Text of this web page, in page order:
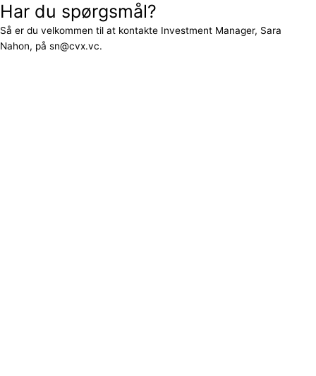
Har du spørgsmål?
Så er du velkommen til at kontakte Investment Manager, Sara
Nahon, på sn@cvx.vc.